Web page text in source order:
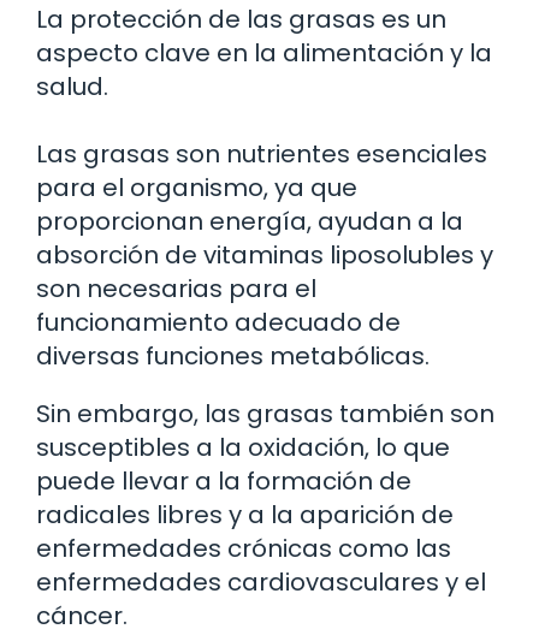
La protección de las grasas es un
aspecto clave en la alimentación y la
salud.
Las grasas son nutrientes esenciales
para el organismo, ya que
proporcionan energía, ayudan a la
absorción de vitaminas liposolubles y
son necesarias para el
funcionamiento adecuado de
diversas funciones metabólicas.
Sin embargo, las grasas también son
susceptibles a la oxidación, lo que
puede llevar a la formación de
radicales libres y a la aparición de
enfermedades crónicas como las
enfermedades cardiovasculares y el
cáncer.